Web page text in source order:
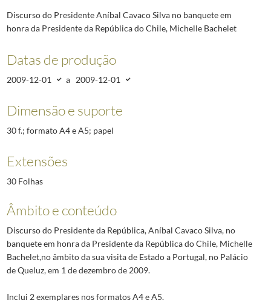
Discurso do Presidente Aníbal Cavaco Silva no banquete em
honra da Presidente da República do Chile, Michelle Bachelet
Datas de produção
2009-12-01 a 2009-12-01
Dimensão e suporte
30 f.; formato A4 e A5; papel
Extensões
30 Folhas
Âmbito e conteúdo
Discurso do Presidente da República, Aníbal Cavaco Silva, no
banquete em honra da Presidente da República do Chile, Michelle
Bachelet,no âmbito da sua visita de Estado a Portugal, no Palácio
de Queluz, em 1 de dezembro de 2009.
Inclui 2 exemplares nos formatos A4 e A5.